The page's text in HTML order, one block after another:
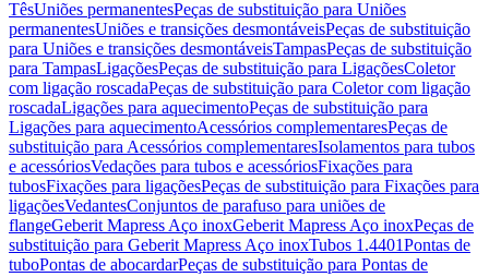
TêsUniões permanentesPeças de substituição para Uniões
permanentesUniões e transições desmontáveisPeças de substituição
para Uniões e transições desmontáveisTampasPeças de substituição
para TampasLigaçõesPeças de substituição para LigaçõesColetor
com ligação roscadaPeças de substituição para Coletor com ligação
roscadaLigações para aquecimentoPeças de substituição para
Ligações para aquecimentoAcessórios complementaresPeças de
substituição para Acessórios complementaresIsolamentos para tubos
e acessóriosVedações para tubos e acessóriosFixações para
tubosFixações para ligaçõesPeças de substituição para Fixações para
ligaçõesVedantesConjuntos de parafuso para uniões de
flangeGeberit Mapress Aço inoxGeberit Mapress Aço inoxPeças de
substituição para Geberit Mapress Aço inoxTubos 1.4401Pontas de
tuboPontas de abocardarPeças de substituição para Pontas de